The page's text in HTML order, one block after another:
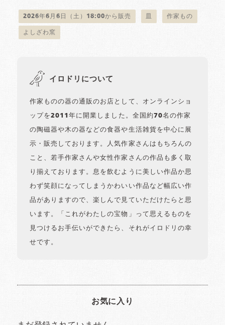
2026年6月6日（土）18:00から販売 作家もの
よしざわ窯
イロドリについて
作家ものの器の通販のお店として、オンラインショ
ップを2011年に開業しました。全国約70名の作家
の陶磁器や木の器などの食器や生活雑貨を中心に展
示・販売しております。人気作家さんはもちろんの
こと、若手作家さんや女性作家さんの作品も多く取
り揃えております。息を飲むように美しい作品か思
わず笑顔になってしまうかわいい作品など幅広い作
品がありますので、楽しんで見ていただけたらと思
います。「これがわたしの宝物」って思えるものを
見つけるお手伝いができたら、それがイロドリの幸
せです。
お気に入り